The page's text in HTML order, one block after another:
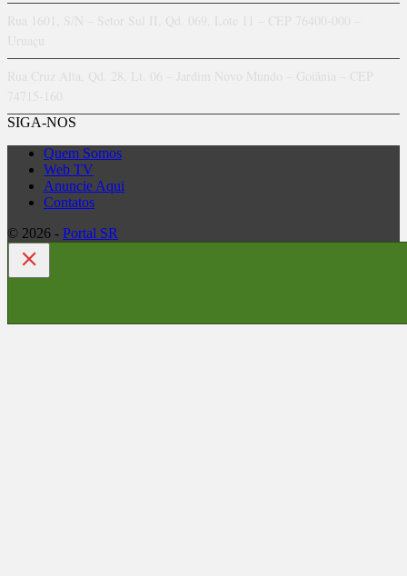
SIGA-NOS
Quem Somos
Web TV
Anuncie Aqui
Contatos
© 2026 - Portal SR